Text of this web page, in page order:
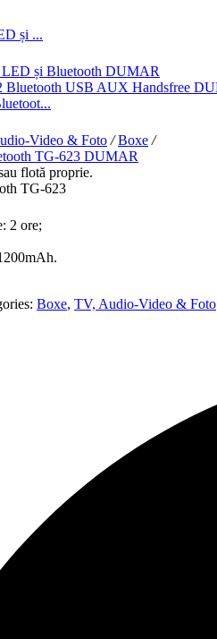
și ...
Video & Foto / Boxe /
flotă proprie.
TG-623
2 ore;
Boxe, TV, Audio-Video & Foto